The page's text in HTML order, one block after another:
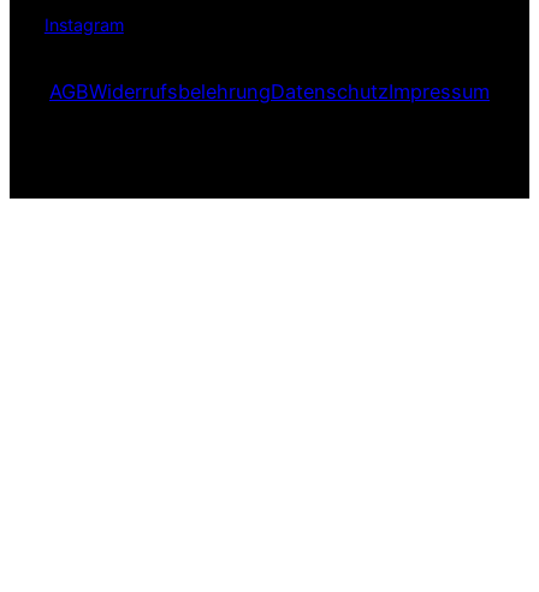
Instagram
AGBWiderrufsbelehrungDatenschutzImpressum